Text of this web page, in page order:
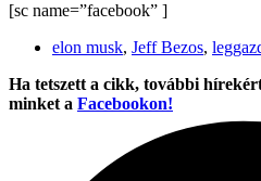
[sc name=”facebook” ]
elon musk, Jeff Bezos,
Ha tetszett a cikk, további
minket a Facebookon!